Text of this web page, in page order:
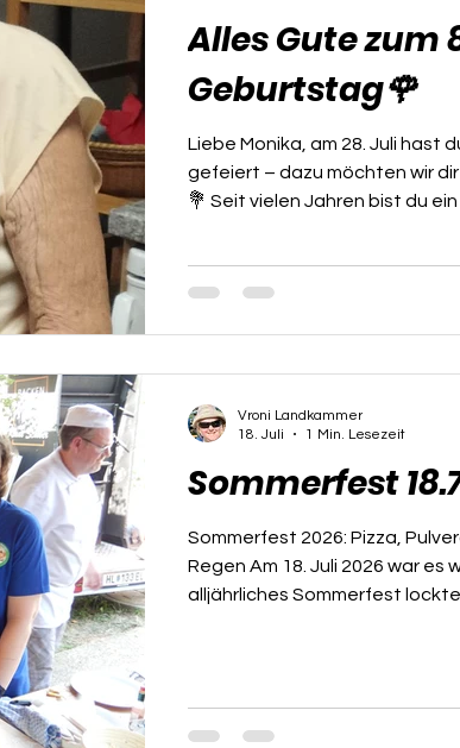
Alles Gute zum
Geburtstag🌹
Liebe Monika, am 28. Juli hast du deinen
gefeiert – dazu möchten wir
💐 Seit vielen Jahren bist du
Österreichischen
Unterstützt von deinem Mann
wieder, wie viel Freude und
Sommerfest
Sommerfest 2026: Pizza,
Regen Am 18. Juli 2026 war es
alljährliches Sommerfest
verwässern – hatte aber die
eiserne Disziplin und die
Vroni Landkammer
18. Juli
1 Min. Lesezeit